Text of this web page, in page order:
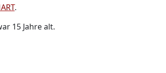
.
15 Jahre alt.